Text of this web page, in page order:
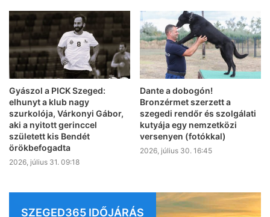
Gyászol a PICK Szeged:
elhunyt a klub nagy
szurkolója, Várkonyi Gábor,
aki a nyitott gerinccel
született kis Bendét
örökbefogadta
2026, július 31. 09:18
Dante a dobogón!
Bronzérmet szerzett a
szegedi rendőr és szolgálati
kutyája egy nemzetközi
versenyen (fotókkal)
2026, július 30. 16:45
SZEGED365 IDŐJÁRÁS